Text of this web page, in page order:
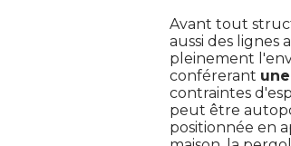
Avant tout
aussi des
pleinement
conférerant
contraintes
peut être
positionnée en